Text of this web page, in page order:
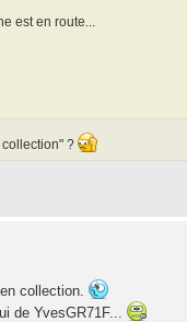
est en route...
?
collection.
de YvesGR71F...